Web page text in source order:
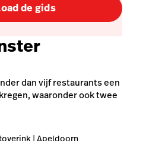
de gids
dan vijf restaurants een
waaronder ook twee